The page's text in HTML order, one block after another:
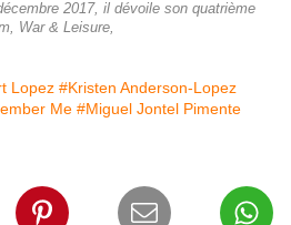
2017, il dévoile son quatrième
War & Leisure,
Lopez #Kristen Anderson-Lopez
Me #Miguel Jontel Pimente